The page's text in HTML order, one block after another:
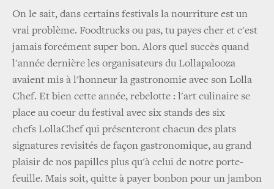
On le sait, dans certains festivals la nourriture est un
vrai problème. Foodtrucks ou pas, tu payes cher et c'est
jamais forcément super bon. Alors quel succès quand
l'année dernière les organisateurs du Lollapalooza
avaient mis à l'honneur la gastronomie avec son Lolla
Chef. Et bien cette année, rebelotte : l'art culinaire se
place au coeur du festival avec six stands des six
chefs LollaChef qui présenteront chacun des plats
signatures revisités de façon gastronomique, au grand
plaisir de nos papilles plus qu'à celui de notre porte-
feuille. Mais soit, quitte à payer bonbon pour un jambon